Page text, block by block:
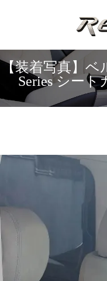
【装着写真】ベ
Series シート